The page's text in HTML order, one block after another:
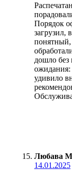
Порядок
загрузил,
дошло без
ожидания:
удивило
Любава
14.01.2025